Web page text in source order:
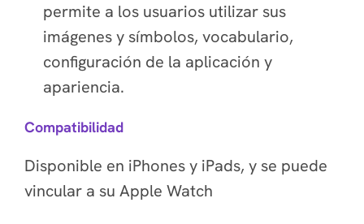
permite a los usuarios utilizar sus
imágenes y símbolos, vocabulario,
configuración de la aplicación y
apariencia.
Compatibilidad
Disponible en iPhones y iPads, y se puede
vincular a su Apple Watch